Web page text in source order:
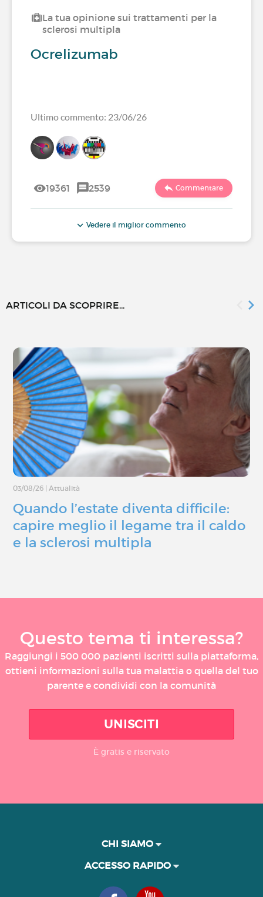
La tua opinione sui trattamenti per la
sclerosi multipla
Ocrelizumab
Ultimo commento: 23/06/26
19361 2539 Commentare
Vedere il miglior commento
ARTICOLI DA SCOPRIRE...
03/08/26 Attualità
Quando l’estate diventa difficile:
capire meglio il legame tra il caldo
e la sclerosi multipla
Questo tema ti interessa?
Raggiungi i 500 000 pazienti iscritti sulla piattaforma,
ottieni informazioni sulla tua malattia o quella del tuo
parente e condividi con la comunità
UNISCITI
È gratis e riservato
CHI SIAMO
ACCESSO RAPIDO